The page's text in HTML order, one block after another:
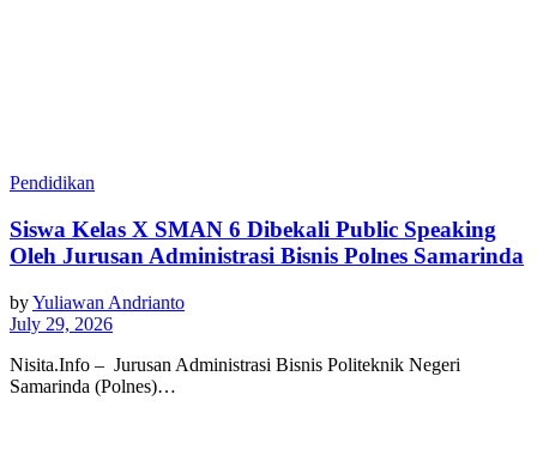
Pendidikan
Siswa Kelas X SMAN 6 Dibekali Public Speaking
Oleh Jurusan Administrasi Bisnis Polnes Samarinda
byYuliawan Andrianto
July 29, 2026
Nisita.Info – Jurusan Administrasi Bisnis Politeknik Negeri
Samarinda (Polnes)…